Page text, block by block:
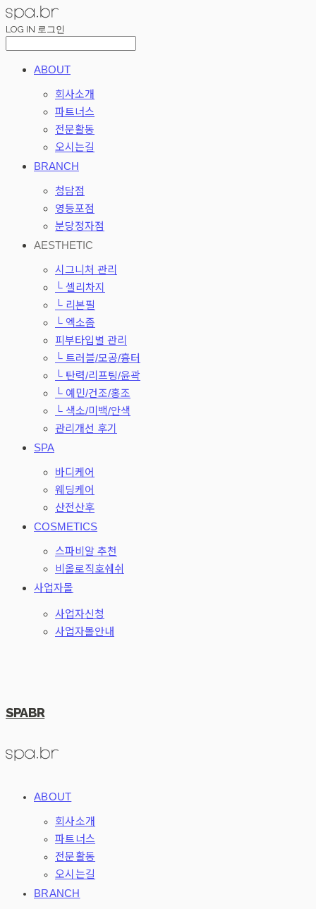
LOG IN 로그인
ABOUT
회사소개
파트너스
전문활동
오시는길
BRANCH
청담점
영등포점
분당정자점
AESTHETIC
시그니처 관리
└ 셀리차지
└ 리본필
└ 엑소좀
피부타입별 관리
└ 트러블/모공/흉터
└ 탄력/리프팅/윤곽
└ 예민/건조/홍조
└ 색소/미백/안색
관리개선 후기
SPA
바디케어
웨딩케어
산전산후
COSMETICS
스파비알 추천
비올로직호쉐쉬
사업자몰
사업자신청
사업자몰안내
SPABR
ABOUT
회사소개
파트너스
전문활동
오시는길
BRANCH